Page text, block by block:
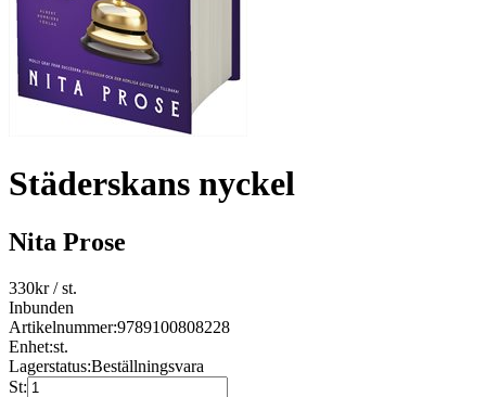
Städerskans nyckel
Nita Prose
330kr/ st.
Inbunden
Artikelnummer:9789100808228
Enhet:st.
Lagerstatus:Beställningsvara
St: